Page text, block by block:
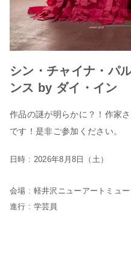
シン・チャイナ・パ
ンス by ダイ・イン
作品の謎が明らかに？！作家
です！是非ご参加ください。
日時 : 2026年8月8日（土）
会場 : 軽井沢ニューアートミュ
進行 : 学芸員